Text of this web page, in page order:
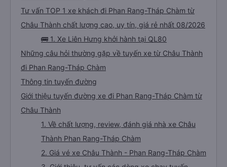
Tư vấn TOP 1 xe khách đi Phan Rang-Tháp Chàm từ
Châu Thành chất lượng cao, uy tín, giá rẻ nhất 08/2026
🚌 1. Xe Liên Hưng khởi hành tại QL80
Những câu hỏi thường gặp về tuyến xe từ Châu Thành
đi Phan Rang-Tháp Chàm
Thông tin tuyến đường
Giới thiệu tuyến đường xe đi Phan Rang-Tháp Chàm từ
Châu Thành
1. Về chất lượng, review, đánh giá nhà xe Châu
Thành Phan Rang-Tháp Chàm
2. Giá vé xe Châu Thành - Phan Rang-Tháp Chàm